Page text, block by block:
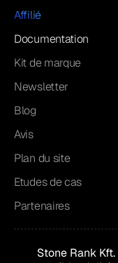
Affilié
Documentation
Kit de marque
Newsletter
Blog
Avis
Plan du site
Etudes de cas
Partenaires
Stone Rank Kft.